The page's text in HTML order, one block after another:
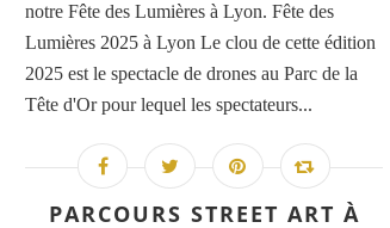
notre Fête des Lumières à Lyon. Fête des
Lumières 2025 à Lyon Le clou de cette édition
2025 est le spectacle de drones au Parc de la
Tête d'Or pour lequel les spectateurs...
PARCOURS STREET ART À